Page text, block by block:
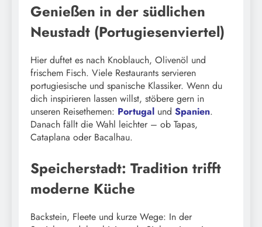
Genießen in der südlichen
Neustadt (Portugiesenviertel)
Hier duftet es nach Knoblauch, Olivenöl und
frischem Fisch. Viele Restaurants servieren
portugiesische und spanische Klassiker. Wenn du
dich inspirieren lassen willst, stöbere gern in
unseren Reisethemen: Portugal und Spanien.
Danach fällt die Wahl leichter – ob Tapas,
Cataplana oder Bacalhau.
Speicherstadt: Tradition trifft
moderne Küche
Backstein, Fleete und kurze Wege: In der